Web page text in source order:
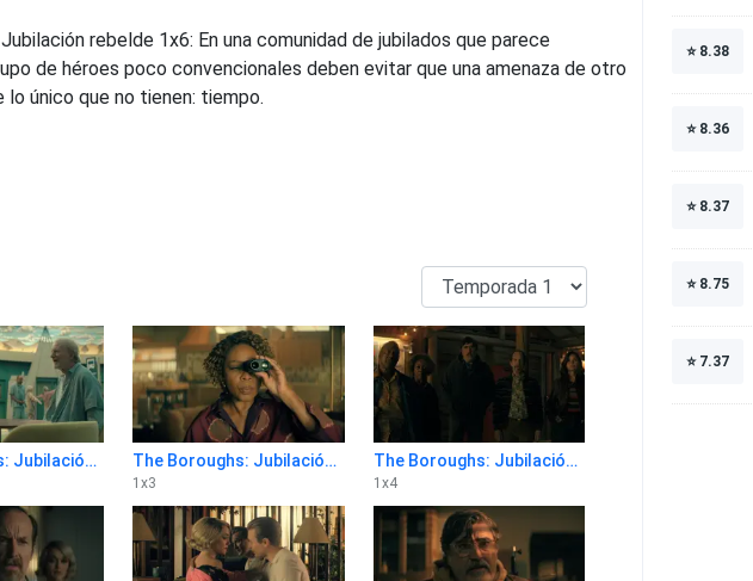
rebelde 1x6: En una comunidad de jubilados que parece
de héroes poco convencionales deben evitar que una amenaza de otro
lo único que no tienen: tiempo.
The Boroughs: Jubilación rebelde 1x2 The Boroughs: Jubilación rebelde 1x3
1 x3
The Boroughs: Jubilación rebelde 1x4
1 x4
⭐ 8.38
⭐ 8.36
⭐ 8.37
⭐ 8.75
⭐ 7.37